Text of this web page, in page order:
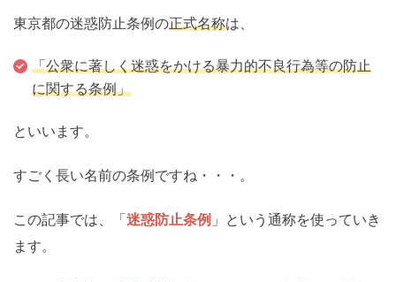
東京都の迷惑防止条例の正式名称は、
「公衆に著しく迷惑をかける暴力的不良行為等の防止
に関する条例」
といいます。
すごく長い名前の条例ですね・・・。
この記事では、「 迷惑防止条例 」という通称を使っていき
ます。